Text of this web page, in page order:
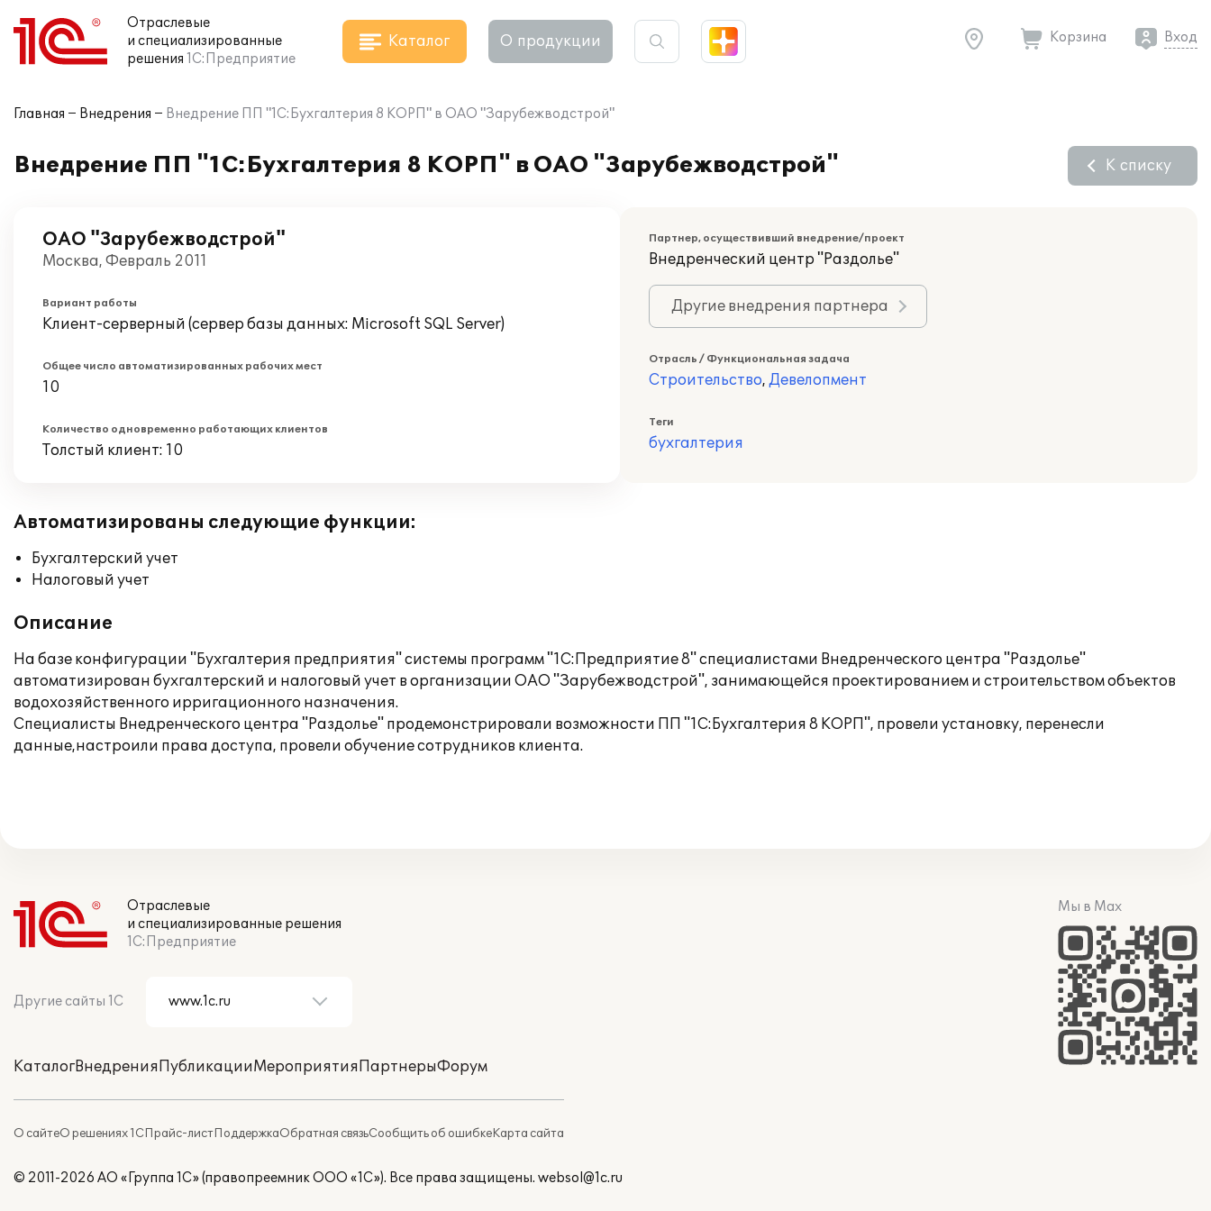
Отраслевые
и специализированные
решения 1С:Предприятие
Каталог О продукции Корзина Вход
Главная Внедрения Внедрение ПП "1С:Бухгалтерия 8 КОРП" в ОАО "Зарубежводстрой"
Внедрение ПП "1С:Бухгалтерия 8 КОРП" в ОАО "Зарубежводстрой" К списку
ОАО "Зарубежводстрой"
Москва, Февраль 2011
Вариант работы
Клиент-серверный (сервер базы данных: Microsoft SQL Server)
Общее число автоматизированных рабочих мест
10
Количество одновременно работающих клиентов
Толстый клиент: 10
Партнер, осуществивший внедрение/проект
Внедренческий центр "Раздолье"
Другие внедрения партнера
Отрасль / Функциональная задача
Строительство, Девелопмент
Теги
бухгалтерия
Автоматизированы следующие функции:
Бухгалтерский учет
Налоговый учет
Описание
На базе конфигурации "Бухгалтерия предприятия" системы программ "1С:Предприятие 8" специалистами Внедренческого центра "Раздолье"
автоматизирован бухгалтерский и налоговый учет в организации ОАО "Зарубежводстрой", занимающейся проектированием и строительством объектов
водохозяйственного ирригационного назначения.
Специалисты Внедренческого центра "Раздолье" продемонстрировали возможности ПП "1С:Бухгалтерия 8 КОРП", провели установку, перенесли
данные,настроили права доступа, провели обучение сотрудников клиента.
Отраслевые
и специализированные решения
1С:Предприятие
Другие сайты 1С
КаталогВнедренияПубликацииМероприятияПартнерыФорум
О сайтеО решениях 1СПрайс-листПоддержкаОбратная связьСообщить об ошибкеКарта сайта
Мы в Max
© 2011-2026 АО «Группа 1С» (правопреемник ООО «1С»). Все права защищены. websol@1c.ru